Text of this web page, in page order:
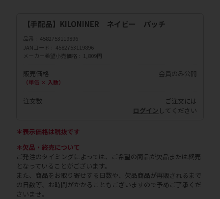
【手配品】KILONINER ネイビー パッチ
品番
4582753119896
JANコード
4582753119896
メーカー希望小売価格
1,809円
販売価格
（単価 × 入数）
会員のみ公開
注文数
ご注文には
ログイン してください
＊表示価格は税抜です
＊欠品・終売について
ご発注のタイミングによっては、ご希望の商品が欠品または終売
となっていることがございます。
また、商品をお取り寄せする日数や、欠品商品が再販されるまで
の日数等、お時間がかかることもございますので予めご了承くだ
さいませ。